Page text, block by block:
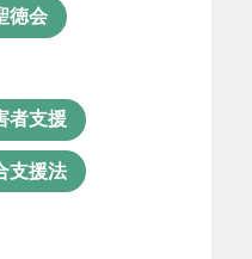
援専門員
献活動
事
士
徳会
者支援
支援法